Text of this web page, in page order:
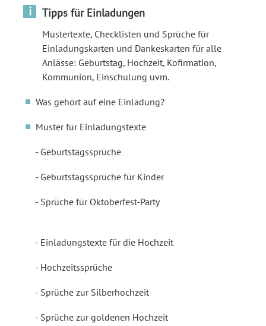
i Tipps für Einladungen
Mustertexte, Checklisten und Sprüche für
Einladungskarten und Dankeskarten für alle
Anlässe: Geburtstag, Hochzeit, Kofirmation,
Kommunion, Einschulung uvm.
Was gehört auf eine Einladung?
Muster für Einladungstexte
Geburtstagssprüche
Geburtstagssprüche für Kinder
Sprüche für Oktoberfest-Party
Einladungstexte für die Hochzeit
Hochzeitssprüche
Sprüche zur Silberhochzeit
Sprüche zur goldenen Hochzeit